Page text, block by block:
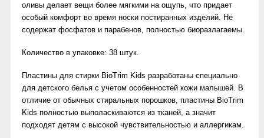
оливы делает вещи более мягкими на ощупь, что придает
особый комфорт во время носки постиранных изделий. Не
содержат фосфатов и парабенов, полностью биоразлагаемы.
Количество в упаковке: 38 штук.
Пластины для стирки BioTrim Kids разработаны специально
для детского белья с учетом особенностей кожи малышей. В
отличие от обычных стиральных порошков, пластины BioTrim
Kids полностью выполаскиваются из тканей, а значит
подходят детям с высокой чувствительностью и аллергикам.